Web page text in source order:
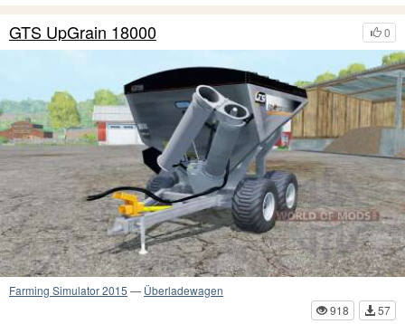
0
GTS UpGrain 18000
Farming Simulator 2015 — Überladewagen
918
57